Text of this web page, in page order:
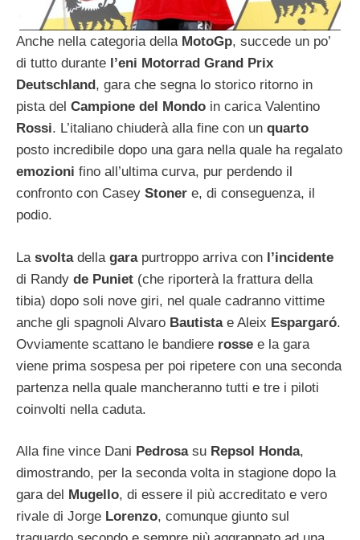
Anche nella categoria della MotoGp, succede un po’
di tutto durante l’eni Motorrad Grand Prix
Deutschland, gara che segna lo storico ritorno in
pista del Campione del Mondo in carica Valentino
Rossi. L’italiano chiuderà alla fine con un quarto
posto incredibile dopo una gara nella quale ha regalato
emozioni fino all’ultima curva, pur perdendo il
confronto con Casey Stoner e, di conseguenza, il
podio.
La svoltadella garapurtroppo arriva con l’incidente
di Randy de Puniet (che riporterà la frattura della
tibia) dopo soli nove giri, nel quale cadranno vittime
anche gli spagnoli Alvaro Bautistae Aleix Espargaró.
Ovviamente scattano le bandiere rosse e la gara
viene prima sospesa per poi ripetere con una seconda
partenza nella quale mancheranno tutti e tre i piloti
coinvolti nella caduta.
Alla fine vince Dani Pedrosasu Repsol Honda,
dimostrando, per la seconda volta in stagione dopo la
gara del Mugello, di essere il più accreditato e vero
rivale di Jorge Lorenzo, comunque giunto sul